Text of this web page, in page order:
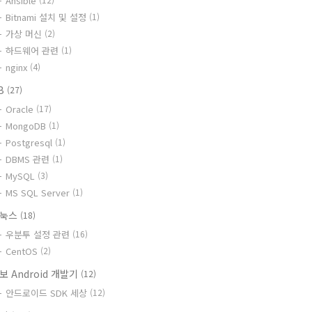
Bitnami 설치 및 설정 (1)
가상 머신 (2)
하드웨어 관련 (1)
nginx (4)
(27)
Oracle (17)
MongoDB (1)
Postgresql (1)
DBMS 관련 (1)
MySQL (3)
MS SQL Server (1)
스 (18)
우분투 설정 관련 (16)
CentOS (2)
Android 개발기 (12)
안드로이드 SDK 세상 (12)